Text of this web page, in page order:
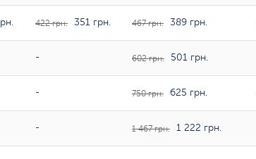
422 грн. 351 грн. 467 грн. 389 грн.
- 602 грн. 501 грн.
- 750 грн. 625 грн.
- 1 467 грн. 1 222 грн.